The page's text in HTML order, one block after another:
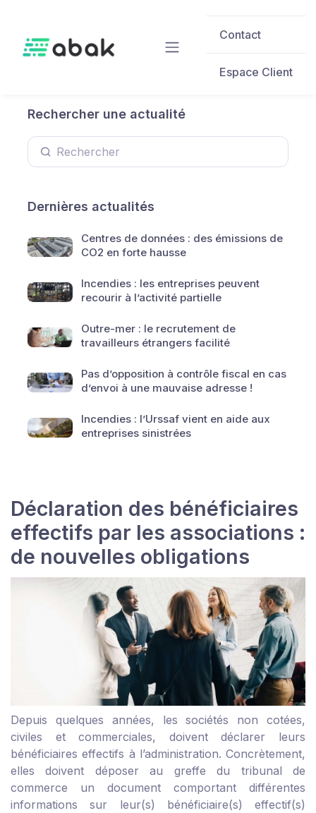
Contact
Espace Client
Rechercher une actualité
Dernières actualités
Centres de données : des émissions de
CO2 en forte hausse
Incendies : les entreprises peuvent
recourir à l’activité partielle
Outre-mer : le recrutement de
travailleurs étrangers facilité
Pas d’opposition à contrôle fiscal en cas
d’envoi à une mauvaise adresse !
Incendies : l’Urssaf vient en aide aux
entreprises sinistrées
Déclaration des bénéficiaires
effectifs par les associations :
de nouvelles obligations
Depuis quelques années, les sociétés non cotées,
civiles et commerciales, doivent déclarer leurs
bénéficiaires effectifs à l’administration. Concrètement,
elles doivent déposer au greffe du tribunal de
commerce un document comportant différentes
informations sur leur(s) bénéficiaire(s) effectif(s)